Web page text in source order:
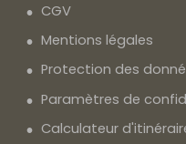
CGV
Mentions légales
Protection des
Paramètres de
Calculateur